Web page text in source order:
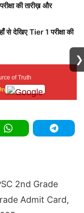
की तारीख़ और
देखिए Tier 1 परीक्षा की
of Truth
2nd Grade
Admit Card,
❯